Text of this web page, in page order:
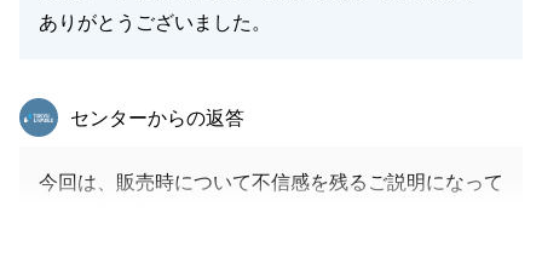
ありがとうございました。
東急リバブル
センターからの返答
今回は、販売時について不信感を残るご説明になって